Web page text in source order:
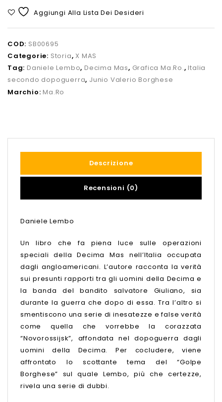
Aggiungi Alla Lista Dei Desideri
COD: SB00695
Categorie: Storia, X MAS
Tag: Daniele Lembo,Decima Mas, Grafica Ma.Ro.,Italia
secondo dopoguerra, Junio Valerio Borghese
Marchio:Ma.Ro
Descrizione
Recensioni (0)
Daniele Lembo
Un libro che fa piena luce sulle operazioni
speciali della Decima Mas nell’Italia occupata
dagli angloamericani. L’autore racconta la verità
sui presunti rapporti tra gli uomini della Decima e
la banda del bandito salvatore Giuliano, sia
durante la guerra che dopo di essa. Tra l’altro si
smentiscono una serie di inesatezze e false verità
come quella che vorrebbe la corazzata
“Novorossijsk”, affondata nel dopoguerra dagli
uomini della Decima. Per cocludere, viene
affrontato lo scottante tema del “Golpe
Borghese” sul quale Lembo, più che certezze,
rivela una serie di dubbi.